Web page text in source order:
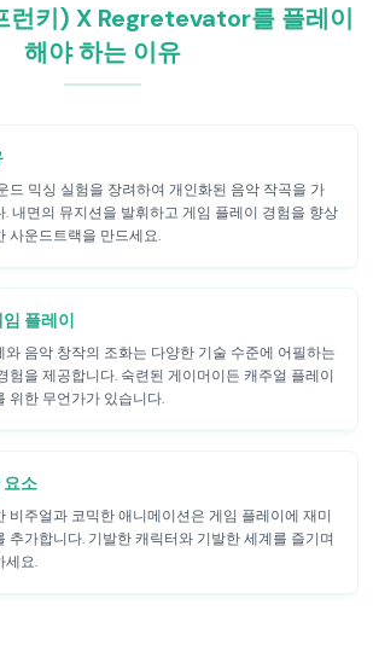
런키) X Regretevator를 플레이
해야 하는 이유
드 믹싱 실험을 장려하여 개인화된 음악 작곡을 가
. 내면의 뮤지션을 발휘하고 게임 플레이 경험을 향상
사운드트랙을 만드세요.
플레이
와 음악 창작의 조화는 다양한 기술 수준에 어필하는
험을 제공합니다. 숙련된 게이머이든 캐주얼 플레이
위한 무언가가 있습니다.
요소
비주얼과 코믹한 애니메이션은 게임 플레이에 재미
추가합니다. 기발한 캐릭터와 기발한 세계를 즐기며
세요.